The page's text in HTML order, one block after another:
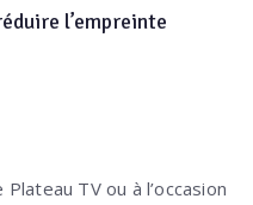
l’empreinte
TV ou à l’occasion